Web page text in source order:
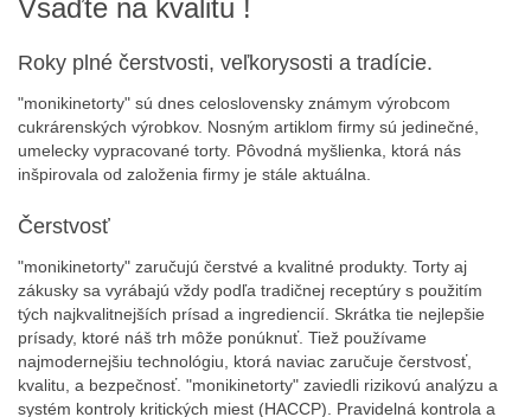
Vsaďte na kvalitu !
Roky plné čerstvosti, veľkorysosti a tradície.
"monikinetorty" sú dnes celoslovensky známym výrobcom
cukrárenských výrobkov. Nosným artiklom firmy sú jedinečné,
umelecky vypracované torty. Pôvodná myšlienka, ktorá nás
inšpirovala od založenia firmy je stále aktuálna.
Čerstvosť
"monikinetorty" zaručujú čerstvé a kvalitné produkty. Torty aj
zákusky sa vyrábajú vždy podľa tradičnej receptúry s použitím
tých najkvalitnejších prísad a ingrediencií. Skrátka tie nejlepšie
prísady, ktoré náš trh môže ponúknuť. Tiež používame
najmodernejšiu technológiu, ktorá naviac zaručuje čerstvosť,
kvalitu, a bezpečnosť. "monikinetorty" zaviedli rizikovú analýzu a
systém kontroly kritických miest (HACCP). Pravidelná kontrola a